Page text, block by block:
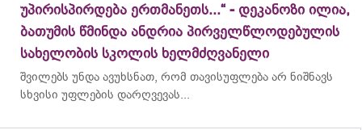
უპირისპირდება ერთმანეთს...“ - დეკანოზი ილია,
ბათუმის წმინდა ანდრია პირველწლოდებულის
სახელობის სკოლის ხელმძღვანელი
შვილებს უნდა ავუხსნათ, რომ თავისუფლება არ ნიშნავს
სხვისი უფლების დარღვევას...